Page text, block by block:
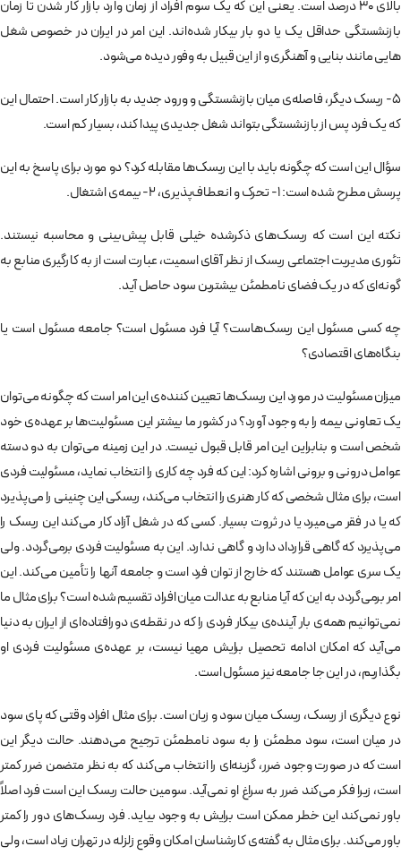
بالای 30 درصد است. یعنی این که یک­ سوم افراد از زمان وارد بازار کار شدن تا زمان
بازنشستگی حداقل یک یا دو بار بیکار شده‌اند. این امر در ایران در خصوص شغل­‌
هایی مانند بنایی و آهنگری و از این قبیل به وفور دیده می­‌شود.
5- ریسک دیگر، فاصله­‌ی میان بازنشستگی و ورود جدید به بازار کار است. احتمال این
که یک فرد پس از بازنشستگی بتواند شغل جدیدی پیدا کند، بسیار کم است.
سؤال این است که چگونه باید با این ریسک‌ها مقابله کرد؟ دو مورد برای پاسخ به این
پرسش مطرح شده است: 1- تحرک و انعطاف‌­پذیری، 2- بیمه­‌ی اشتغال.
نکته این است که ریسک­‌های ذكرشده خیلی قابل پیش‌بینی و محاسبه نیستند.
تئوری مدیریت اجتماعی ریسک از نظر آقای اسمیت، عبارت است از به­ کارگیری منابع به
گونه‌ای که در یک فضای نامطمئن بیشترین سود حاصل آید.
چه کسی مسئول این ریسک­‌هاست؟ آیا فرد مسئول است؟ جامعه مسئول است یا
بنگاه‌­های اقتصادی؟
میزان مسئولیت در مورد این ریسک­‌ها تعیین­ کننده­‌ی این امر است که چگونه می‌­توان
یک تعاونی بیمه را به ­وجود آورد؟ در کشور ما بیشتر این مسئولیت‌ها بر عهده­‌ی خود
شخص است و بنابراین این امر قابل­ قبول نیست. در این زمینه می‌­توان به دو دسته
عوامل درونی و برونی اشاره کرد: این که فرد چه کاری را انتخاب نماید، مسئولیت فردی
است، برای مثال شخصی که کار هنری را انتخاب می­‌کند، ریسکی این­ چنینی را می‌پذیرد
که یا در فقر می­‌میرد یا در ثروت بسیار. کسی که در شغل آزاد کار می­‌کند این ریسک را
می­‌پذیرد که گاهی قرارداد دارد و گاهی ندارد. این به مسئولیت فردی برمی­‌گردد. ولی
یک سری عوامل هستند که خارج از توان فرد است و جامعه آن­ها را تأمین می­‌کند. این
امر برمی­‌گردد به این که آیا منابع به عدالت میان افراد تقسیم شده است؟ برای مثال ما
نمی‌­توانیم همه­‌ی بار آینده­‌ی بیکار فردی را که در نقطه­‌ی دورافتاده­‌ای از ایران به دنیا
می­‌آید که امکان ادامه تحصیل برایش مهیا نیست، بر عهده­‌ی مسئولیت فردی او
بگذاریم، در این جا جامعه نیز مسئول است.
نوع دیگری از ریسک، ریسک میان سود و زیان است. برای مثال افراد وقتی که پای سود
در میان است، سود مطمئن را به سود نامطمئن ترجیح می­‌دهند. حالت دیگر این
است که در صورت وجود ضرر، گزینه‌­ای را انتخاب می­‌کند که به نظر متضمن ضرر كمتر
است، زیرا فکر می­‌کند ضرر به سراغ او نمی­‌آید. سومین حالت ریسک این است فرد اصلاً
باور نمی­‌کند این خطر ممکن است برایش به­ وجود بیاید. فرد ریسک‌­های دور را کمتر
باور می‌­کند. برای مثال به گفته­‌ی کارشناسان امکان وقوع زلزله در تهران زیاد است، ولی